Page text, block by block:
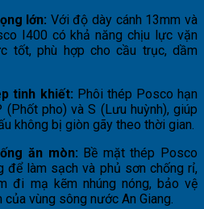
lớn: Với độ dày cánh 13mm và
I400 có khả năng chịu lực vặn
tốt, phù hợp cho cầu trục, dầm
tinh khiết: Phôi thép Posco hạn
pho) và S (Lưu huỳnh), giúp
không bị giòn gãy theo thời gian.
ăn mòn: Bề mặt thép Posco
để làm sạch và phủ sơn chống rỉ,
đi mạ kẽm nhúng nóng, bảo vệ
vùng sông nước An Giang.